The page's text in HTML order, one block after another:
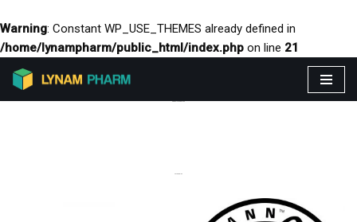
Warning: Constant WP_USE_THEMES already defined in
/home/lynampharm/public_html/index.php on line 21
Aller